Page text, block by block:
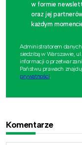
w formie
oraz jej
każdym
Administratorem danych
siedzibą w Warszawie,
informacji o
Państwu prawach
prywatności.
Komentarze